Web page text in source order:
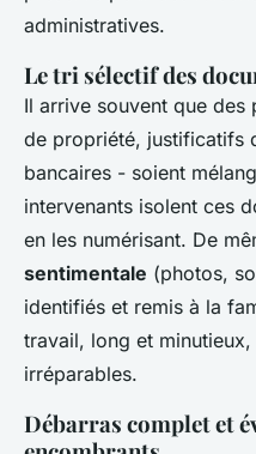
administratives.
Le tri sélectif des
Il arrive souvent que
de propriété, justificatifs
bancaires - soient
intervenants isolent ces
en les numérisant. De
sentimentale (photos,
identifiés et remis à la
travail, long et
irréparables.
Débarras complet et